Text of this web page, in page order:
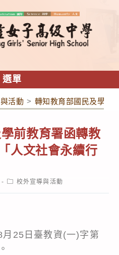
選單
活動 > 轉知教育部國民及學前
前教育署函轉教
人文社會永續行
Post校外宣導與活動
25日臺教資(一)字第